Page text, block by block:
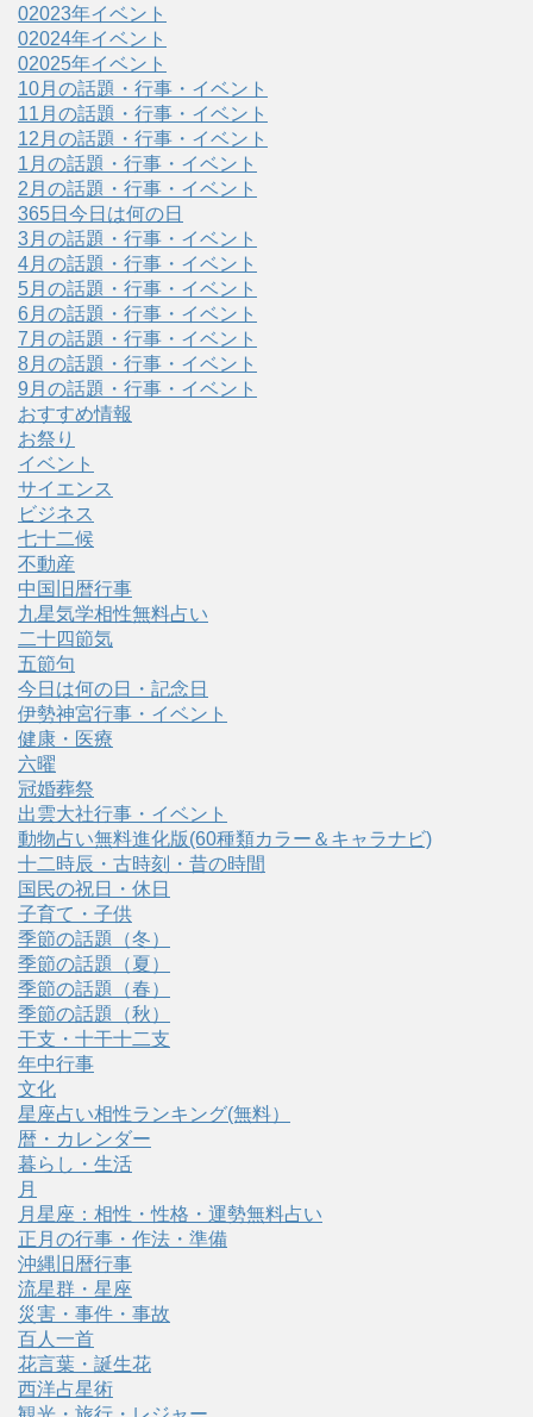
02023年イベント
02024年イベント
02025年イベント
10月の話題・行事・イベント
11月の話題・行事・イベント
12月の話題・行事・イベント
1月の話題・行事・イベント
2月の話題・行事・イベント
365日今日は何の日
3月の話題・行事・イベント
4月の話題・行事・イベント
5月の話題・行事・イベント
6月の話題・行事・イベント
7月の話題・行事・イベント
8月の話題・行事・イベント
9月の話題・行事・イベント
おすすめ情報
お祭り
イベント
サイエンス
ビジネス
七十二候
不動産
中国旧暦行事
九星気学相性無料占い
二十四節気
五節句
今日は何の日・記念日
伊勢神宮行事・イベント
健康・医療
六曜
冠婚葬祭
出雲大社行事・イベント
動物占い無料進化版(60種類カラー＆キャラナビ)
十二時辰・古時刻・昔の時間
国民の祝日・休日
子育て・子供
季節の話題（冬）
季節の話題（夏）
季節の話題（春）
季節の話題（秋）
干支・十干十二支
年中行事
文化
星座占い相性ランキング(無料）
暦・カレンダー
暮らし・生活
月
月星座：相性・性格・運勢無料占い
正月の行事・作法・準備
沖縄旧暦行事
流星群・星座
災害・事件・事故
百人一首
花言葉・誕生花
西洋占星術